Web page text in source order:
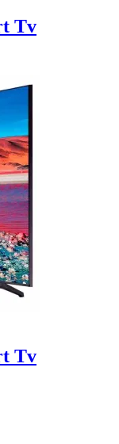
Tv
Tv